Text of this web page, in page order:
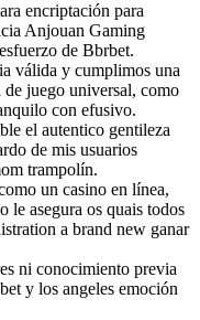
encriptación para
Anjouan Gaming
de Bbrbet.
válida y cumplimos una
juego universal, como
con efusivo.
el autentico gentileza
de mis usuarios
trampolín.
un casino en línea,
le asegura os quais todos
a brand new ganar
ni conocimiento previa
y los angeles emoción